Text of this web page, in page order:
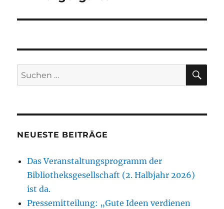
Suchen
nach:
NEUESTE BEITRÄGE
Das Veranstaltungsprogramm der
Bibliotheksgesellschaft (2. Halbjahr 2026)
ist da.
Pressemitteilung: „Gute Ideen verdienen